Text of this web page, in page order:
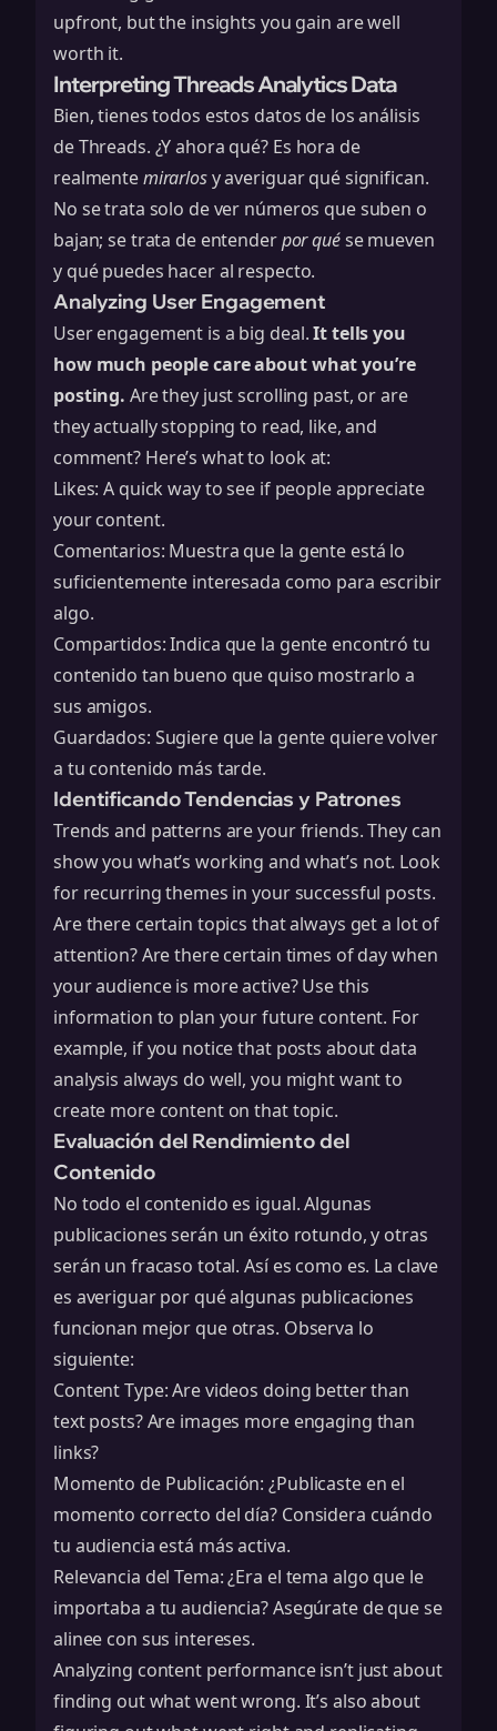
upfront, but the insights you gain are well
worth it.
Interpreting Threads Analytics Data
Bien, tienes todos estos datos de los análisis
de Threads. ¿Y ahora qué? Es hora de
realmentemirarlosy averiguar qué significan.
No se trata solo de ver números que suben o
bajan; se trata de entenderpor quése mueven
y qué puedes hacer al respecto.
Analyzing User Engagement
User engagement is a big deal.It tells you
how much people care about what you’re
posting. Are they just scrolling past, or are
they actually stopping to read, like, and
comment? Here’s what to look at:
Likes: A quick way to see if people appreciate
your content.
Comentarios: Muestra que la gente está lo
suficientemente interesada como para escribir
algo.
Compartidos: Indica que la gente encontró tu
contenido tan bueno que quiso mostrarlo a
sus amigos.
Guardados: Sugiere que la gente quiere volver
a tu contenido más tarde.
Identificando Tendencias y Patrones
Trends and patterns are your friends. They can
show you what’s working and what’s not. Look
for recurring themes in your successful posts.
Are there certain topics that always get a lot of
attention? Are there certain times of day when
your audience is more active? Use this
information to plan your future content. For
example, if you notice that posts about data
analysis always do well, you might want to
create more content on that topic.
Evaluación del Rendimiento del
Contenido
No todo el contenido es igual. Algunas
publicaciones serán un éxito rotundo, y otras
serán un fracaso total. Así es como es. La clave
es averiguar por qué algunas publicaciones
funcionan mejor que otras. Observa lo
siguiente:
Content Type: Are videos doing better than
text posts? Are images more engaging than
links?
Momento de Publicación: ¿Publicaste en el
momento correcto del día? Considera cuándo
tu audiencia está más activa.
Relevancia del Tema: ¿Era el tema algo que le
importaba a tu audiencia? Asegúrate de que se
alinee con sus intereses.
Analyzing content performance isn’t just about
finding out what went wrong. It’s also about